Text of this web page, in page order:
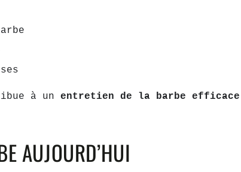
à un entretien de la barbe efficace
AUJOURD’HUI